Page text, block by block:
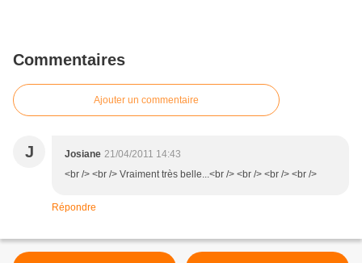
Commentaires
Ajouter un commentaire
J Josiane 21/04/2011 14:43
<br /> <br /> Vraiment très belle...<br /> <br /> <br /> <br />
Répondre